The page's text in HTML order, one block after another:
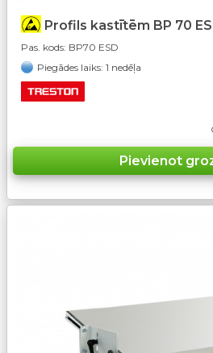
Profils kastītēm BP 70
Pas. kods: BP70 ESD
Piegādes laiks: 1 nedēļa